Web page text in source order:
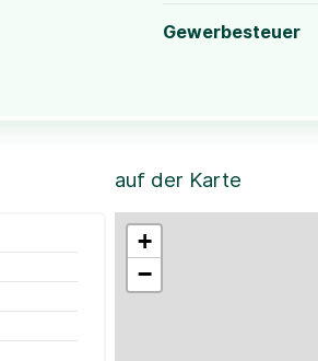
Gewerbesteuer
auf der Karte
+
−